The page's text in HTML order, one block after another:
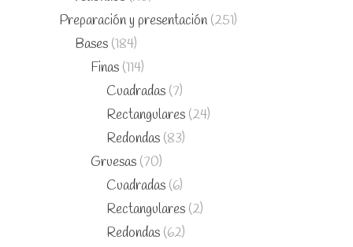
Preparación y presentación (251)
Bases (184)
Finas (114)
Cuadradas (7)
Rectangulares (24)
Redondas (83)
Gruesas (70)
Cuadradas (6)
Rectangulares (2)
Redondas (62)